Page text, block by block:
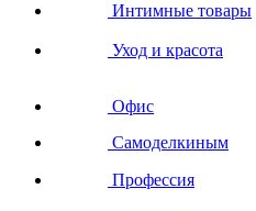
Интимные товары
Уход и красота
Офис
Самоделкиным
Профессия